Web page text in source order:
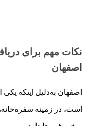
نکات مهم برای
اصفهان
اصفهان به‌دلیل اینکه
است، در زمینه